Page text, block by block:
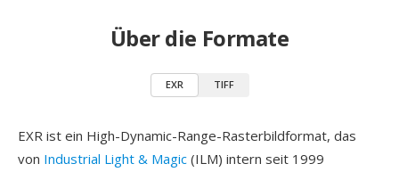
Über die Formate
EXR TIFF
EXR ist ein High-Dynamic-Range-Rasterbildformat, das
von Industrial Light & Magic (ILM) intern seit 1999